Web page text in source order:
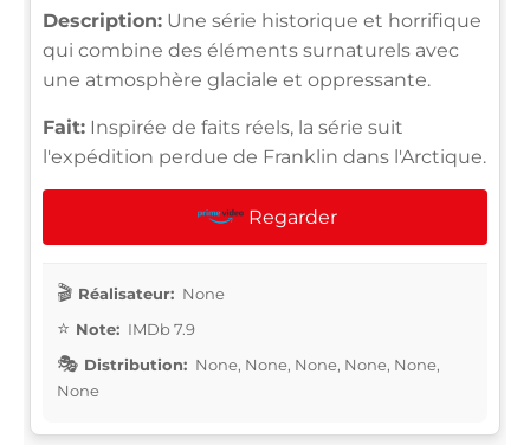
Description: Une série historique et horrifique
qui combine des éléments surnaturels avec
une atmosphère glaciale et oppressante.
Fait: Inspirée de faits réels, la série suit
l'expédition perdue de Franklin dans l'Arctique.
Regarder
Réalisateur: None
Note: IMDb 7.9
Distribution: None, None, None, None, None,
None